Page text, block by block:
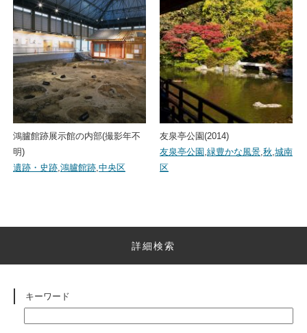
鴻臚館跡展示館の内部(撮影年不
明)
遺跡・史跡,鴻臚館跡,中央区
友泉亭公園(2014)
友泉亭公園 ,緑豊かな風景,秋,城南
区
詳細検索
キーワード